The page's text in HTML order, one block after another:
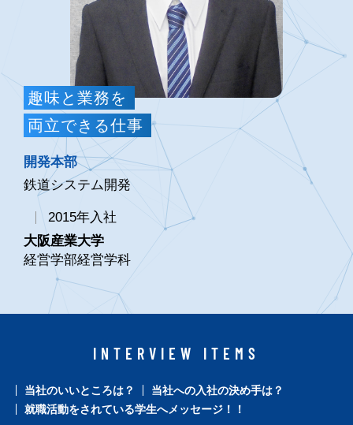
趣味と業務を
両立できる仕事
開発本部
鉄道システム開発
2015年入社
大阪産業大学
経営学部経営学科
INTERVIEW ITEMS
当社のいいところは？
当社への入社の決め手は？
就職活動をされている学生へメッセージ！！